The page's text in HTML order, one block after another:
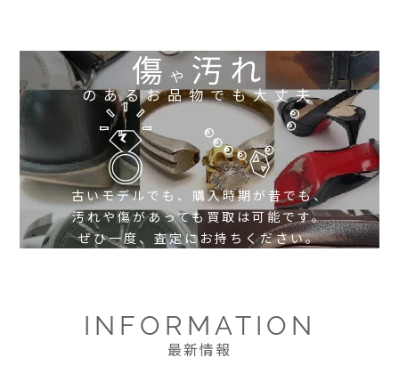
傷や 汚れ
のあるお品物でも大丈夫
古いモデルでも、購入時期が昔でも、
汚れや傷があっても買取は可能です。
ぜひ一度、査定にお持ちください。
INFORMATION
最新情報